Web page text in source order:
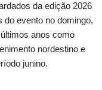
da edição 2026
do evento no domingo,
anos como
nordestino e
junino.